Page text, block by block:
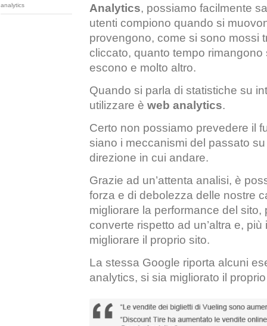
analytics
Analytics, possiamo facilmente
utenti compiono quando si
provengono, come si sono mossi
cliccato, quanto tempo
escono e molto altro.
Quando si parla di statistiche su
utilizzare è web analytics.
Certo non possiamo prevedere il
siano i meccanismi del passato
direzione in cui andare.
Grazie ad un’attenta analisi, è
forza e di debolezza delle nostre
migliorare la performance del
converte rispetto ad un’altra e,
migliorare il proprio sito.
La stessa Google riporta alcuni
analytics, si sia migliorato il